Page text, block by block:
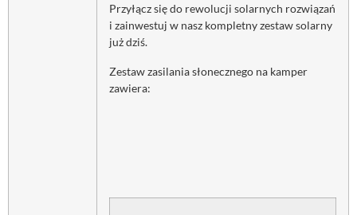
Przyłącz się do rewolucji solarnych rozwiązań
i zainwestuj w nasz kompletny zestaw solarny
już dziś.
Zestaw zasilania słonecznego na kamper
zawiera: